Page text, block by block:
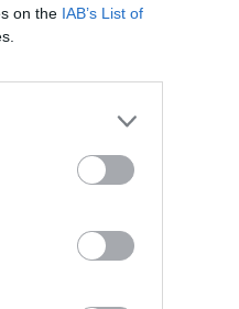
on the IAB’s List of